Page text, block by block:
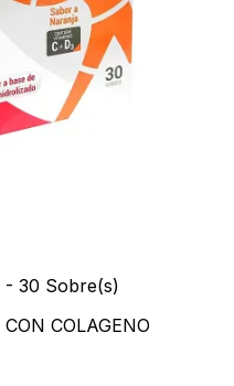
- 30 Sobre(s)
COLAGENO